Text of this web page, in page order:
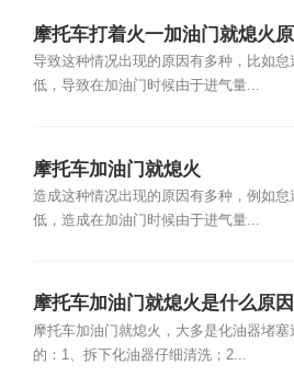
摩托车打着火一加油门就熄火
导致这种情况出现的原因有多种，比如怠
低，导致在加油门时候由于进气量...
摩托车加油门就熄火
造成这种情况出现的原因有多种，例如怠
低，造成在加油门时候由于进气量...
摩托车加油门就熄火是什么原
摩托车加油门就熄火，大多是化油器堵塞
的：1、拆下化油器仔细清洗；2...